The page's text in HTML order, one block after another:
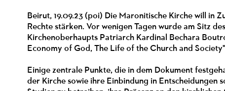
Beirut, 19.09.23 (poi) Die Maronitische Kirche will in
Rechte stärken. Vor wenigen Tagen wurde am Sitz
Kirchenoberhaupts Patriarch Kardinal Bechara
Economy of God, The Life of the Church and
Einige zentrale Punkte, die in dem Dokument
der Kirche sowie ihre Einbindung in Entscheidungen